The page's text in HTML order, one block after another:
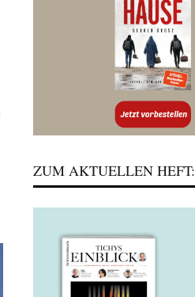
ZUM AKTUELLEN HEFT: